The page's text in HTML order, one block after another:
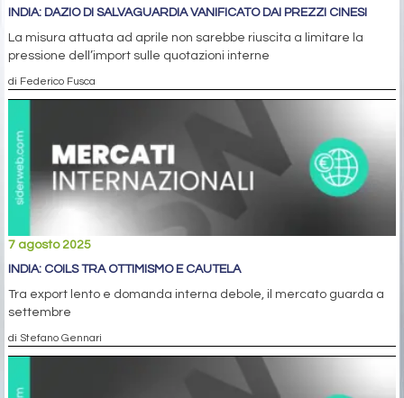
INDIA: DAZIO DI SALVAGUARDIA VANIFICATO DAI PREZZI CINESI
La misura attuata ad aprile non sarebbe riuscita a limitare la
pressione dell’import sulle quotazioni interne
di Federico Fusca
7 agosto 2025
INDIA: COILS TRA OTTIMISMO E CAUTELA
Tra export lento e domanda interna debole, il mercato guarda a
settembre
di Stefano Gennari